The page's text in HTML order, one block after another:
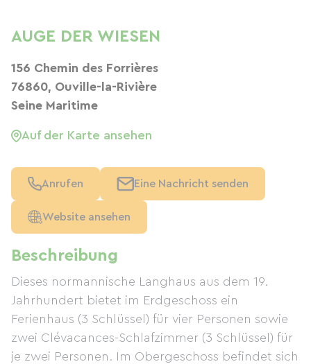
Beschreibung
Dieses normannische Langhaus aus dem 19.
Jahrhundert bietet im Erdgeschoss ein
Ferienhaus (3 Schlüssel) für vier Personen sowie
zwei Clévacances-Schlafzimmer (3 Schlüssel) für
je zwei Personen. Im Obergeschoss befindet sich
AUGE DER WIESEN
156 Chemin des Forrières
76860, Ouville-la-Rivière
Seine Maritime
Auf der Karte ansehen
Anrufen Eine Nachricht senden
Website ansehen